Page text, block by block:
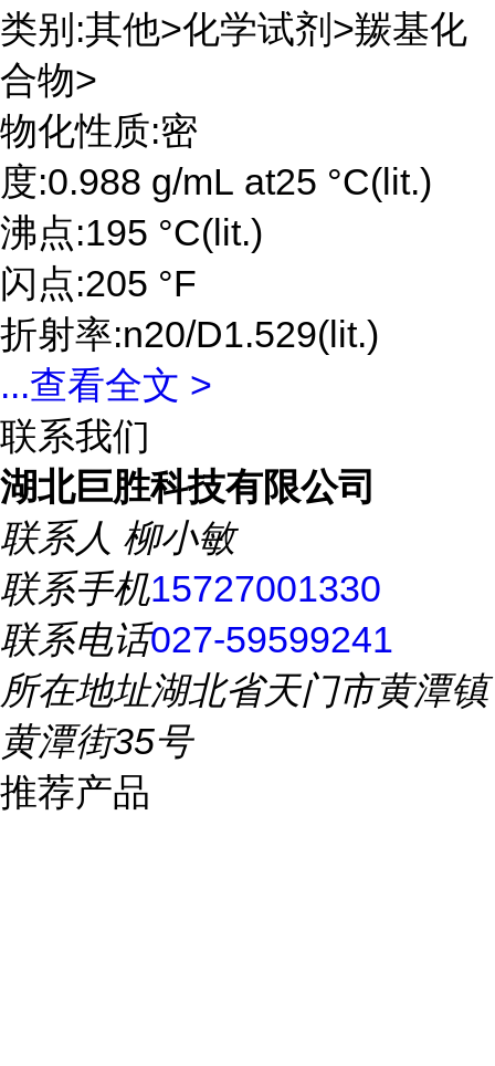
类别:其他>化学试剂>羰基化
合物>
物化性质:密
度:0.988 g/mL at25 °C(lit.)
沸点:195 °C(lit.)
闪点:205 °F
折射率:n20/D1.529(lit.)
...查看全文 >
联系我们
湖北巨胜科技有限公司
联系人 柳小敏
联系手机15727001330
联系电话027-59599241
所在地址湖北省天门市黄潭镇
黄潭街35号
推荐产品